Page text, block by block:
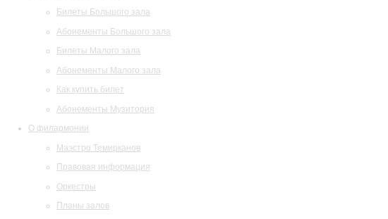
Билеты Большого зала
Абонементы Большого зала
Билеты Малого зала
Абонементы Малого зала
Как купить билет
Абонементы Музитория
О филармонии
Маэстро Темирканов
Правовая информация
Оркестры
Планы залов